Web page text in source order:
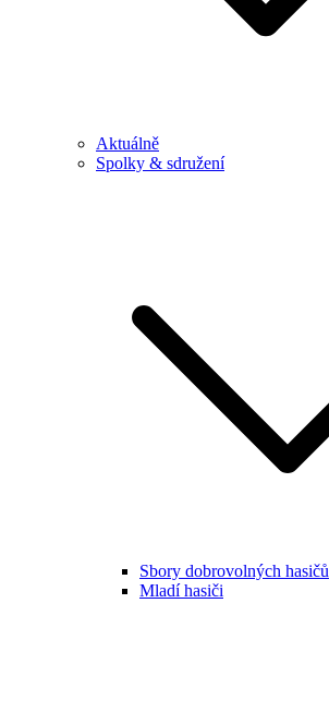
Aktuálně
Spolky & sdružení
Sbory dobrovolných hasičů
Mladí hasiči